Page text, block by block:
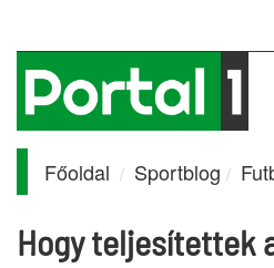
Főoldal Sportblog
Hogy teljesítettek